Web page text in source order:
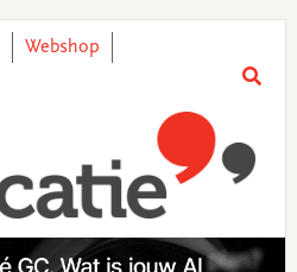
Webshop